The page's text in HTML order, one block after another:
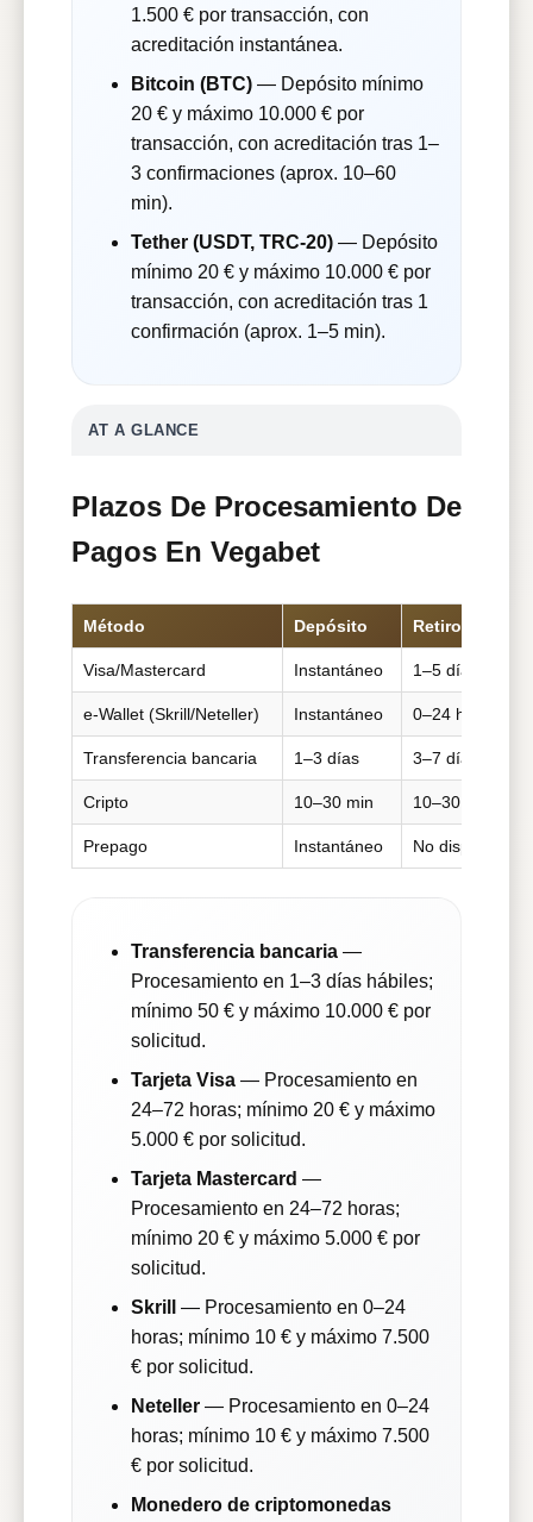
1.500 € por transacción, con
acreditación instantánea.
Bitcoin (BTC)— Depósito mínimo
20 € y máximo 10.000 € por
transacción, con acreditación tras 1–
3 confirmaciones (aprox. 10–60
min).
Tether (USDT, TRC-20)— Depósito
mínimo 20 € y máximo 10.000 € por
transacción, con acreditación tras 1
confirmación (aprox. 1–5 min).
AT A GLANCE
Plazos De Procesamiento De
Pagos En Vegabet
Método Depósito Retiro
Visa/Mastercard Instantáneo 1–5 días
e-Wallet (Skrill/Neteller) Instantáneo 0–24 h
Transferencia bancaria 1–3 días 3–7 días
Cripto 10–30 min 10–30 min
Prepago Instantáneo No disponible
Transferencia bancaria—
Procesamiento en 1–3 días hábiles;
mínimo 50 € y máximo 10.000 € por
solicitud.
Tarjeta Visa— Procesamiento en
24–72 horas; mínimo 20 € y máximo
5.000 € por solicitud.
Tarjeta Mastercard —
Procesamiento en 24–72 horas;
mínimo 20 € y máximo 5.000 € por
solicitud.
Skrill
— Procesamiento en 0–24
horas; mínimo 10 € y máximo 7.500
€ por solicitud.
Neteller— Procesamiento en 0–24
horas; mínimo 10 € y máximo 7.500
€ por solicitud.
Monedero de criptomonedas